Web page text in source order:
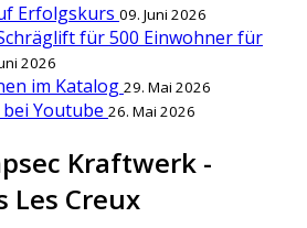
Erfolgskurs 09. Juni 2026
für 500 Einwohner für
2026
im Katalog 29. Mai 2026
Youtube 26. Mai 2026
Kraftwerk -
Les Creux